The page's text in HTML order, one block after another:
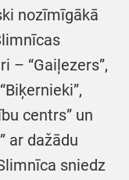
nozīmīgākā
– “Gaiļezers”,
centrs” un
ar dažādu
sniedz